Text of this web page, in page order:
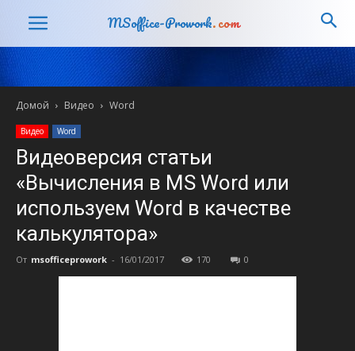
MSoffice-Prowork.com
Домой Видео Word
Видео Word
Видеоверсия статьи
«Вычисления в MS Word или
используем Word в качестве
калькулятора»
От msofficeprowork - 16/01/2017 170 0